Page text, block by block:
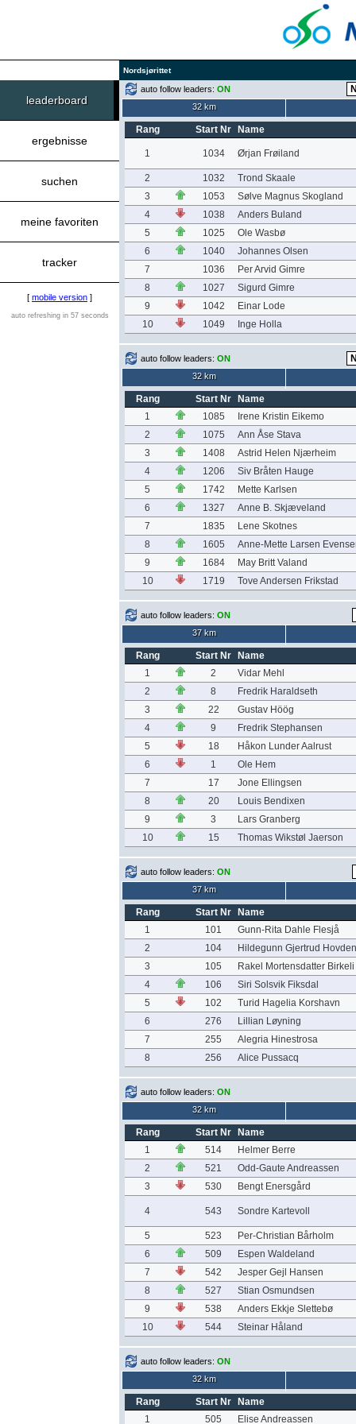
Nordsjørittet
leaderboard
ergebnisse
suchen
meine favoriten
tracker
[ mobile version ]
auto refreshing in 57 seconds
auto follow leaders: ON
32 km
Rang Start Nr Name
1 1034 Ørjan Frøiland
2 1032
Trond Skaale
3
1053
Sølve Magnus Skogland
4
1038
Anders Buland
5
1025
Ole Wasbø
6
1040
Johannes Olsen
7
1036
Per Arvid Gimre
8
1027
Sigurd Gimre
9
1042
Einar Lode
10
1049 Inge Holla
auto follow leaders: ON
32 km
Rang Start Nr
Name
1
1085
Irene Kristin Eikemo
2
1075
Ann Åse Stava
3
1408
Astrid Helen Njærheim
4
1206
Siv Bråten Hauge
5
1742
Mette Karlsen
6
1327
Anne B. Skjæveland
7
1835
Lene Skotnes
8
1605
Anne-Mette Larsen
9
1684
May Britt Valand
10
1719 Tove Andersen Frikstad
auto follow leaders: ON
37 km
Rang Start Nr
Name
1
2
Vidar Mehl
2
8
Fredrik Haraldseth
3
22
Gustav Höög
4
9
Fredrik Stephansen
5
18
Håkon Lunder Aalrust
6
1
Ole Hem
7
17
Jone Ellingsen
8
20
Louis Bendixen
9
3
Lars Granberg
10
15 Thomas Wikstøl Jaerson
auto follow leaders: ON
37 km
Rang Start Nr
Name
1
101
Gunn-Rita Dahle Flesjå
2
104
Hildegunn Gjertrud
3
105
Rakel Mortensdatter Birkeli
4
106
Siri Solsvik Fiksdal
5
102
Turid Hagelia Korshavn
6
276
Lillian Løyning
7
255
Alegria Hinestrosa
8
256 Alice Pussacq
auto follow leaders: ON
32 km
Rang Start Nr
Name
1
514
Helmer Berre
2
521
Odd-Gaute Andreassen
3
530 Bengt Enersgård
4 543 Sondre Kartevoll
5 523
Per-Christian Bårholm
6
509
Espen Waldeland
7
542
Jesper Gejl Hansen
8
527
Stian Osmundsen
9
538
Anders Ekkje Slettebø
10
544 Steinar Håland
auto follow leaders: ON
32 km
Rang Start Nr
Name
1
505 Elise Andreassen